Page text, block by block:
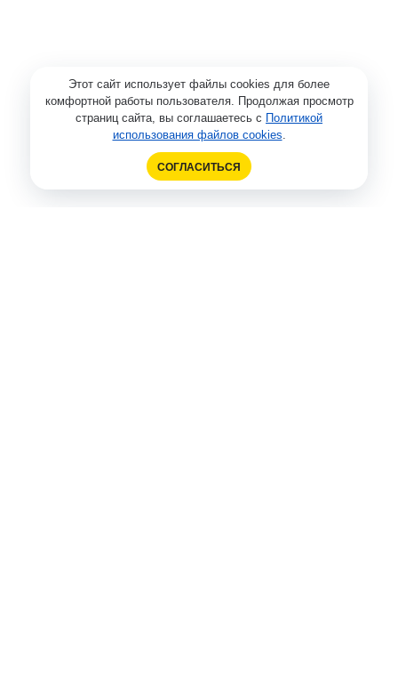
Этот сайт использует файлы cookies для более
комфортной работы пользователя. Продолжая просмотр
страниц сайта, вы соглашаетесь с Политикой
использования файлов cookies.
СОГЛАСИТЬСЯ